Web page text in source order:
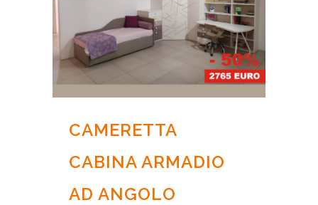
CAMERETTA
CABINA ARMADIO
AD ANGOLO